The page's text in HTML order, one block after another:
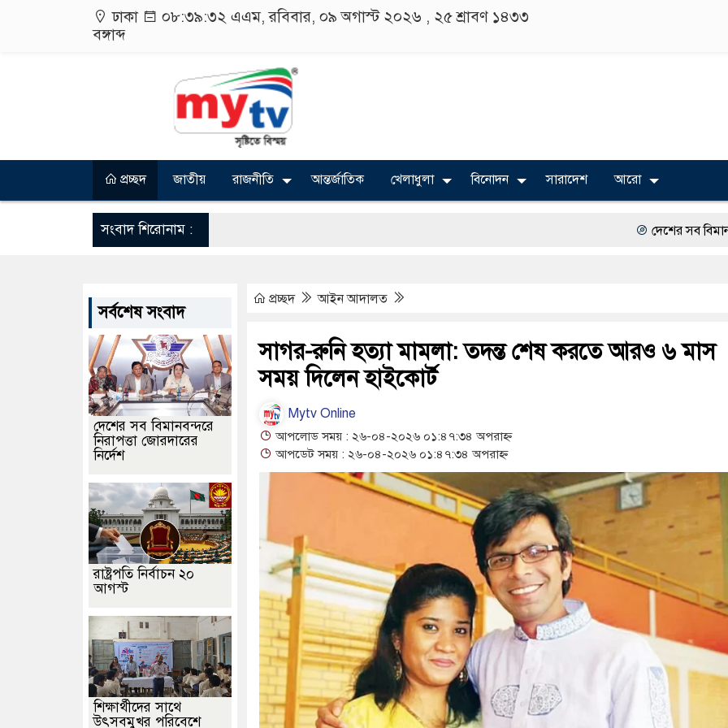
ঢাকা ০৮:৩৯:৩২ এএম, রবিবার, ০৯ অগাস্ট ২০২৬ , ২৫ শ্রাবণ ১৪৩৩
বঙ্গাব্দ
প্রচ্ছদ জাতীয় রাজনীতি আন্তর্জাতিক খেলাধুলা বিনোদন সারাদেশ আরো
সংবাদ শিরোনাম : দেশের সব বিমানবন্দরে
অত্যাচারের ছবি যেন আর
সারজিস-পাটোয়ারীসহ ১০
‘স্কুটি নাকি গোল্ড?’
১৫২২ পুলিশ সদস্যকে
সার্ককে আরও গতিশীল
প্রধানমন্ত্রীর সঙ্গে নবনিযুক্ত
জামায়াত ফেরেশতাদের
প্রচ্ছদ আইন আদালত
সাগর-রুনি হত্যা মামলা: তদন্ত শেষ করতে আরও ৬ মাস
সময় দিলেন হাইকোর্ট
Mytv Online
আপলোড সময় : ২৬-০৪-২০২৬ ০১:৪৭:৩৪ অপরাহ্ন
আপডেট সময় : ২৬-০৪-২০২৬ ০১:৪৭:৩৪ অপরাহ্ন
সর্বশেষ সংবাদ
দেশের সব বিমানবন্দরে
নিরাপত্তা জোরদারের
নির্দেশ
রাষ্ট্রপতি নির্বাচন ২০
আগস্ট
শিক্ষার্থীদের সাথে
উৎসবমুখর পরিবেশে